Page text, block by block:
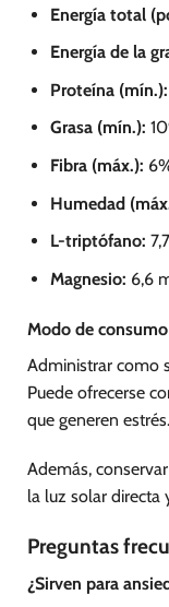
Energía total
Energía de la
Proteína (mín.):
Grasa (mín.):
Fibra (máx.):
Humedad
L-triptófano:
Magnesio: 6,6
Modo de consumo
Administrar como
Puede ofrecerse
que generen estrés.
Además,
la luz solar directa
Preguntas
¿Sirven para